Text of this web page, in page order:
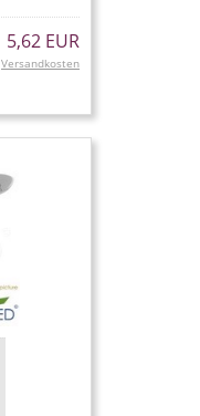
5,62 EUR
Versandkosten